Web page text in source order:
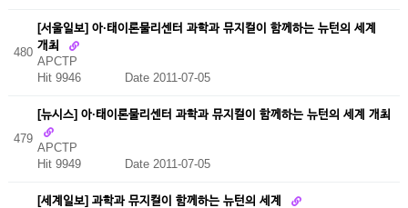
480
[서울일보] 아·태이론물리센터 과학과 뮤지컬이 함께하는 뉴턴의 세계
개최
APCTP
Hit 9946 Date 2011-07-05
479
[뉴시스] 아·태이론물리센터 과학과 뮤지컬이 함께하는 뉴턴의 세계 개최
APCTP
Hit 9949 Date 2011-07-05
[세계일보] 과학과 뮤지컬이 함께하는 뉴턴의 세계